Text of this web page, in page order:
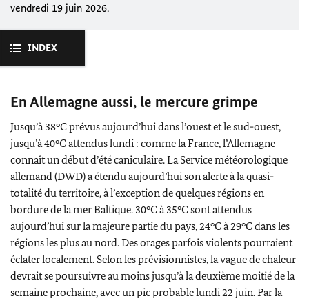
vendredi 19 juin 2026.
INDEX
En Allemagne aussi, le mercure grimpe
Jusqu’à 38°C prévus aujourd’hui dans l’ouest et le sud-ouest,
jusqu’à 40°C attendus lundi : comme la France, l’Allemagne
connaît un début d’été caniculaire. La Service météorologique
allemand (DWD) a étendu aujourd’hui son alerte à la quasi-
totalité du territoire, à l’exception de quelques régions en
bordure de la mer Baltique. 30°C à 35°C sont attendus
aujourd’hui sur la majeure partie du pays, 24°C à 29°C dans les
régions les plus au nord. Des orages parfois violents pourraient
éclater localement. Selon les prévisionnistes, la vague de chaleur
devrait se poursuivre au moins jusqu’à la deuxième moitié de la
semaine prochaine, avec un pic probable lundi 22 juin. Par la